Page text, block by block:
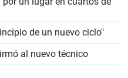
de un nuevo ciclo"
al nuevo técnico